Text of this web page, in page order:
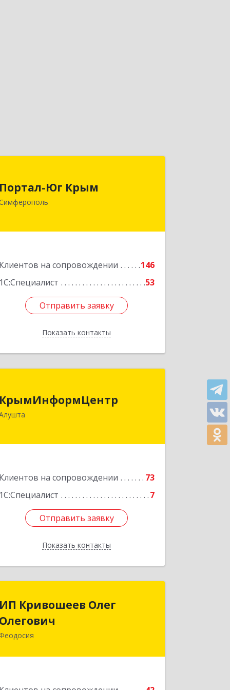
Портал-Юг Крым
Клиентов на сопровождении
146
1С:Специалист
53
Отправить заявку
Показать контакты
295015, Крым Респ, Симферополь г,
Подробнее
Отправить заявку
Назад
КрымИнформЦентр
Клиентов на сопровождении
73
1С:Специалист
7
Отправить заявку
Показать контакты
298500, Крым Респ, Алушта г,
Подробнее
Отправить заявку
Назад
ИП Кривошеев Олег
Олегович
Олегович